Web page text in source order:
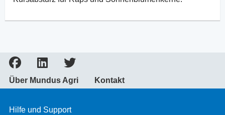
Über Mundus Agri Kontakt
Hilfe und Support